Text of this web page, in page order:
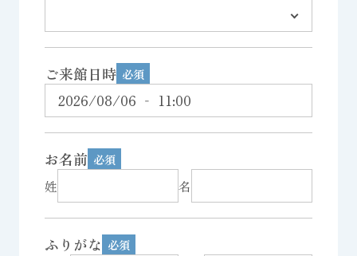
ご来館日時
お名前
姓 名
ふりがな